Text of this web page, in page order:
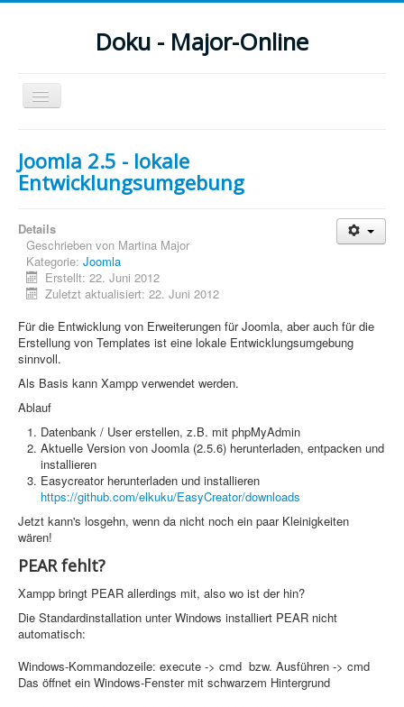
Doku - Major-Online
Navigation
an/aus
Home
PHP
Webdesign
Grafik
JavaScript
PovRay +
Home
PovRay
PHP
CMS
JavaScript
Joomla 2.5 - lokale
Entwicklungsumgebung
Details
Geschrieben von Martina Major
Kategorie: Joomla
Erstellt: 22. Juni 2012
Zuletzt aktualisiert: 22. Juni 2012
Für die Entwicklung von Erweiterungen für Joomla, aber auch für die
Erstellung von Templates ist eine lokale Entwicklungsumgebung
sinnvoll.
Als Basis kann Xampp verwendet werden.
Ablauf
Datenbank / User erstellen, z.B. mit phpMyAdmin
Aktuelle Version von Joomla (2.5.6) herunterladen, entpacken und
installieren
Easycreator herunterladen und installieren
https://github.com/elkuku/EasyCreator/downloads
Jetzt kann's losgehn, wenn da nicht noch ein paar Kleinigkeiten
wären!
PEAR fehlt?
Xampp bringt PEAR allerdings mit, also wo ist der hin?
Die Standardinstallation unter Windows installiert PEAR nicht
automatisch:
Windows-Kommandozeile: execute -> cmd bzw. Ausführen -> cmd
Das öffnet ein Windows-Fenster mit schwarzem Hintergrund